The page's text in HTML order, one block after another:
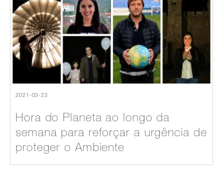
2021-03-23
Hora do Planeta ao longo da
semana para reforçar a urgência de
proteger o Ambiente